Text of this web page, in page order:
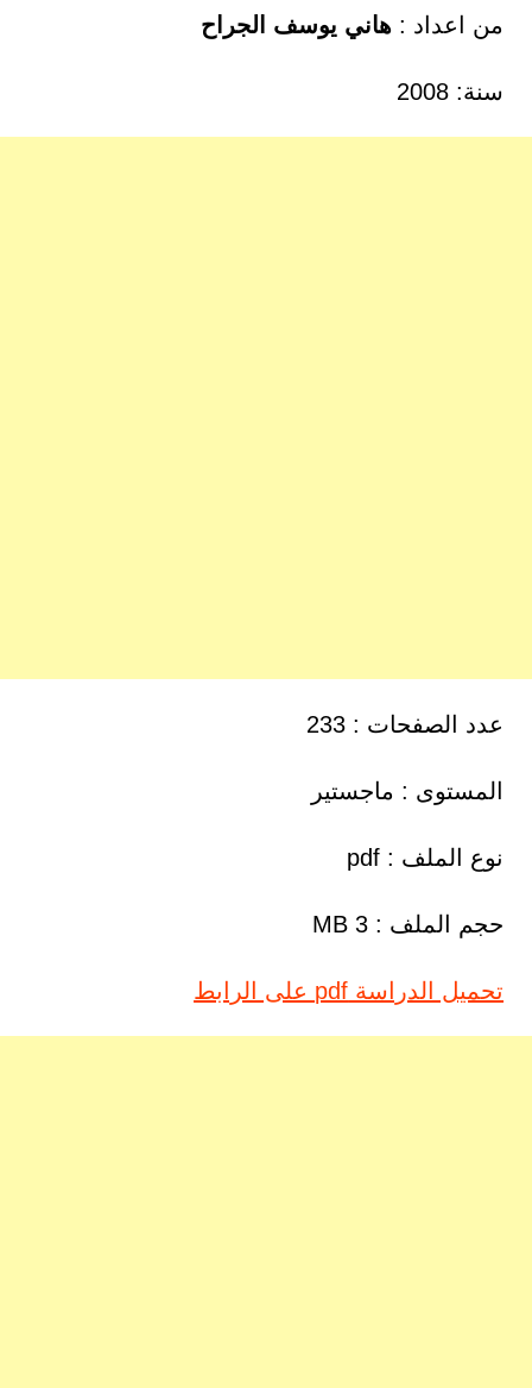
من اعداد : هاني يوسف الجراح
سنة: 2008
عدد الصفحات : 233
المستوى : ماجستير
نوع الملف : pdf
حجم الملف : 3 MB
تحميل الدراسة pdf على الرابط